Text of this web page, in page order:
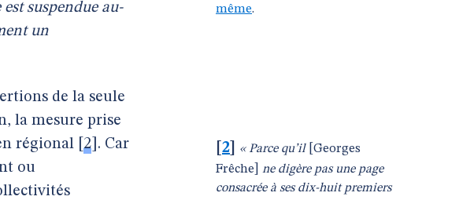
suspendue au-
un
de la seule
la mesure prise
régional 2 . Car
ou
même.
2 « Parce qu’il[Georges
Frêche] ne digère pas une page
consacrée à ses dix-huit premiers